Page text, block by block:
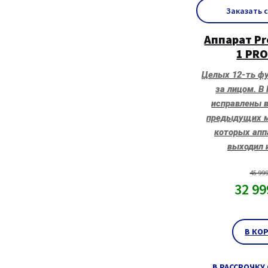
Заказать
Аппарат
1
Целых 12-ть
за лицом. В
исправлены
предыдущих
которых
выходил
45
32
В